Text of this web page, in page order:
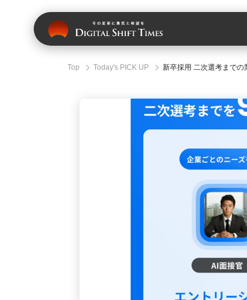
Top Today's PICK UP 新卒採用 二次選考まで